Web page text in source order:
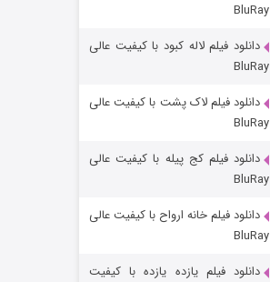
قسمت
خاندان اژدها فصل ۳
BluRay
دانلود فیلم لاله کبود با کیفیت عالی
BluRay
دانلود فیلم لاک پشت با کیفیت عالی
BluRay
دانلود فیلم کج‌ پیله با کیفیت عالی
BluRay
دانلود فیلم خانه ارواح با کیفیت عالی
BluRay
دانلود فیلم یازده یازده با کیفیت